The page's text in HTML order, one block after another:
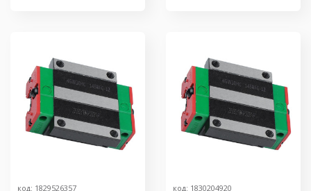
код: 1829526357
код: 1830204920